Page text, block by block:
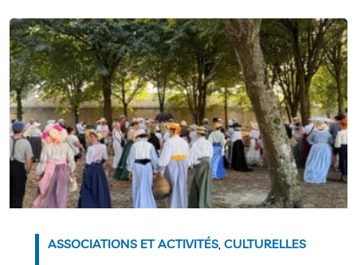
ASSOCIATIONS ET ACTIVITÉS, CULTURELLES